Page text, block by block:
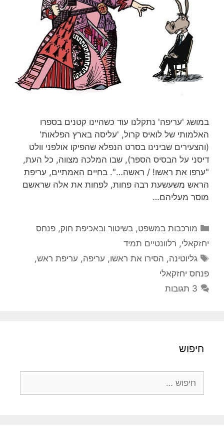
במושג 'עריפה' נתקלנו עוד כשהיינו קטנים בספרו
האלמותי של לואיס קרול, 'עליסה בארץ הפלאות'
(והצעירים שבינינו בסרט הנפלא שהפיקו אולפני וולט
דיסני על הבסיס הספר), שבו המלכה מצווה, כל העת,
"ערפו את ראשו! / ראשה…". בחיים האמתיים, עריפת
הראש משעשעת רבה פחות, לפחות את אלה שראשם
מוסר מעליהם…
קטגוריות
מורכבות במשפט, בשיטור ובאכיפת חוק,פנחס
יחזקאלי, רלוונטיים תמיד
תגיות
גליוטינה, הסירו את ראשו, עריפה, עריפת ראש,
פנחס יחזקאלי
3 תגובות
חיפוש